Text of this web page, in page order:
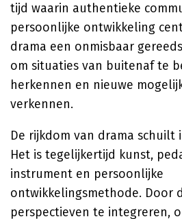
tijd waarin authentieke
persoonlijke ontwikkeling
drama een onmisbaar
om situaties van buitenaf te
herkennen en nieuwe
verkennen.
De rijkdom van drama schuilt
Het is tegelijkertijd kunst,
instrument en persoonlijke
ontwikkelingsmethode. Door
perspectieven te integreren,